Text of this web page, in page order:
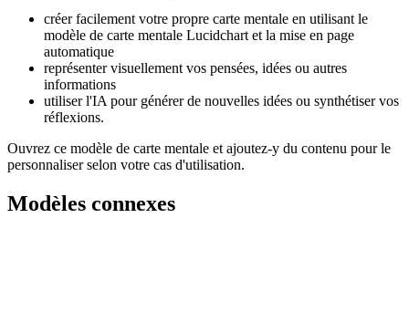
créer facilement votre propre carte mentale en utilisant le
modèle de carte mentale Lucidchart et la mise en page
automatique
représenter visuellement vos pensées, idées ou autres
informations
utiliser l'IA pour générer de nouvelles idées ou synthétiser vos
réflexions.
Ouvrez ce modèle de carte mentale et ajoutez-y du contenu pour le
personnaliser selon votre cas d'utilisation.
Modèles connexes